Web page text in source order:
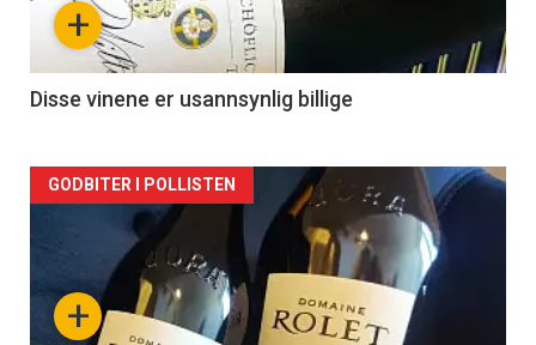
2
+
Disse vinene er usannsynlig billige
Forsiden
akkurat
nå+
GODBITER I POLLISTEN